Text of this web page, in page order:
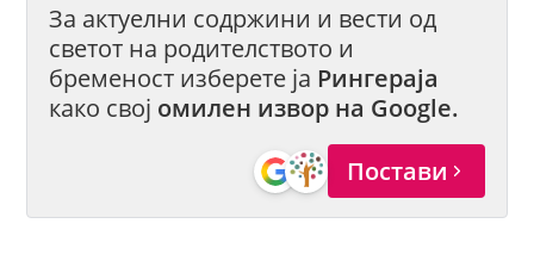
За актуелни содржини и вести од
светот на родителството и
бременост изберете ја Рингераја
како свој омилен извор на Google.
Постави